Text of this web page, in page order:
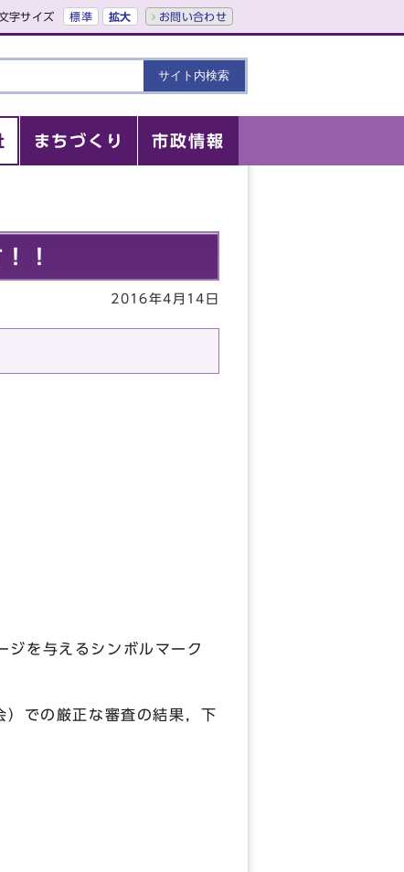
字サイズ 標準 拡大 お問い合わせ
まちづくり 市政情報
！
2016年4月14日
を与えるシンボルマーク
での厳正な審査の結果，下